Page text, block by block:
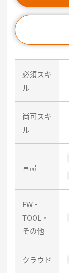
必須スキ
ル
尚可スキ
ル
言語
FW・
TOOL・
その他
クラウド